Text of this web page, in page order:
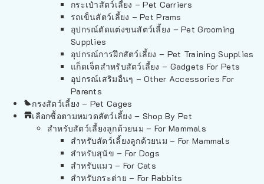
กระเป๋าสัตว์เลี้ยง – Pet Carriers
รถเข็นสัตว์เลี้ยง – Pet Prams
อุปกรณ์ตัดแต่งขนสัตว์เลี้ยง – Pet Grooming
Supplies
อุปกรณ์การฝึกสัตว์เลี้ยง – Pet Training Supplies
แก็ดเจ็ตสำหรับสัตว์เลี้ยง – Gadgets For Pets
อุปกรณ์เสริมอื่นๆ – Other Accessories For
Parents
กรงสัตว์เลี้ยง – Pet Cages
เลือกซื้อตามหมวดสัตว์เลี้ยง – Shop By Pet
สำหรับสัตว์เลี้ยงลูกด้วยนม – For Mammals
สำหรับสัตว์เลี้ยงลูกด้วยนม – For Mammals
สำหรับสุนัข – For Dogs
สำหรับแมว – For Cats
สำหรับกระต่าย – For Rabbits